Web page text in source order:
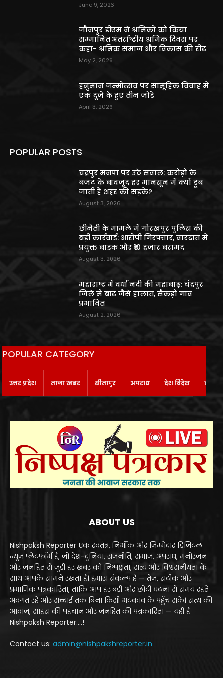
June 9, 2026
जौनपुर डीएम ने श्रमिकों को किया
सम्मानित:अंतर्राष्ट्रीय श्रमिक दिवस पर
कहा- श्रमिक समाज और विकास की रीढ़
May 2, 2026
हनुमान जन्मोत्सव पर सामूहिक विवाह में
एक दूजे के हुए तीन जोड़े
April 3, 2026
POPULAR POSTS
चंद्रपुर मनपा पर उठे सवाल: करोड़ों के
बजट के बावजूद हर मानसून में क्यों डूब
जाती हैं शहर की सड़कें?
August 3, 2026
छीनैती के मामले में गोरखपुर पुलिस की
बड़ी कार्रवाई: आरोपी गिरफ्तार, वारदात में
प्रयुक्त बाइक और ₹10 हजार बरामद
August 3, 2026
महाराष्ट्र में वर्धा नदी की महाबाढ़: चंद्रपुर
जिले में बाढ़ जैसे हालात, सैकड़ों गांव
प्रभावित
August 2, 2026
POPULAR CATEGORY
उत्तर प्रदेश ताजा खबर सीतापुर अपराध देश विदेश
ABOUT US
Nishpaksh Reporter एक स्वतंत्र, निर्भीक और ज़िम्मेदार डिजिटल
न्यूज़ प्लेटफॉर्म है, जो देश-दुनिया, राजनीति, समाज, अपराध, मनोरंजन
और जनहित से जुड़ी हर खबर को निष्पक्षता, सत्य और विश्वसनीयता के
साथ आपके सामने रखता है। हमारा संकल्प है — तेज़, सटीक और
प्रमाणिक पत्रकारिता, ताकि आप हर बड़ी और छोटी घटना से समय रहते
अवगत रहें और सच्चाई तक बिना किसी भटकाव के पहुँच सकें। सत्य की
आवाज़, साहस की पहचान और जनहित की पत्रकारिता — यही है
Nishpaksh Reporter....!
Contact us: admin@nishpakshreporter.in